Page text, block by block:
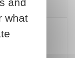
inclusion
what